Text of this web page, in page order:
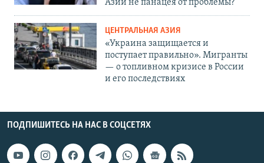
Азии не панацея от проблемы?
ЦЕНТРАЛЬНАЯ АЗИЯ
«Украина защищается и
поступает правильно». Мигранты
— о топливном кризисе в России
и его последствиях
ПОДПИШИТЕСЬ НА НАС В СОЦСЕТЯХ